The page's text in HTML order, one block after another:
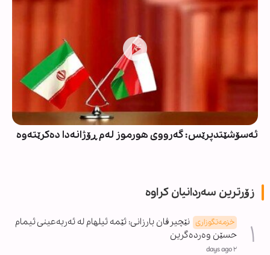
ئەسۆشێتدپرێس: گەرووی هورموز لەم ڕۆژانەدا دەکرێتەوە
زۆرترین سەردانیان کراوە
خزمەتگوزاری نێچیرڤان بارزانی: ئێمە ئیلهام لە ئەربەعینی ئیمام
حسێن وەردەگرین
٢ days ago